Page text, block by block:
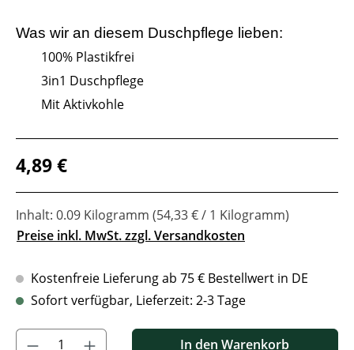
Was wir an diesem Duschpflege lieben:
100% Plastikfrei
3in1 Duschpflege
Mit Aktivkohle
Regulärer Preis:
4,89 €
Inhalt: 0.09 Kilogramm (54,33 € / 1 Kilogramm)
Preise inkl. MwSt. zzgl. Versandkosten
Kostenfreie Lieferung ab 75 € Bestellwert in DE
Sofort verfügbar, Lieferzeit: 2-3 Tage
Produkt Anzahl: Gib den gewünschten Wert ein oder benutze
In den Warenkorb